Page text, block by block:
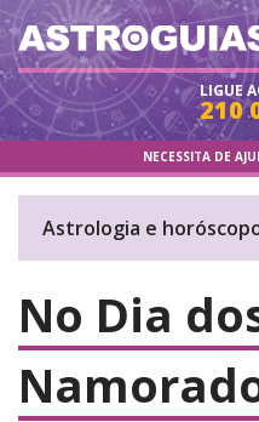
LIGUE
210
NECESSITA DE
Astrologia e
No Dia